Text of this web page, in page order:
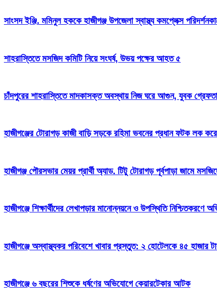
সাংসদ ইঞ্জি. মমিনুল হককে হাজীগঞ্জ উপজেলা স্বাস্থ্য কমপ্লেক্স
শাহরাস্তিতে মসজিদ কমিটি নিয়ে সংঘর্ষ, উভয় পক্ষের আহত ৫
চাঁদপুরের শাহরাস্তিতে মাদকাসক্ত অবস্থায় নিজ ঘরে আগুন, যুবক
হাজীগঞ্জের টোরাগড় কাজী বাড়ি সড়কে রহিমা ভবনের প্রধান ফটক লক করে
হাজীগঞ্জ পৌরসভার মেয়র প্রার্থী অ্যাড. টিটু টোরাগড় পূর্বপাড়া জামে
হাজীগঞ্জে শিক্ষার্থীদের লেখাপড়ার মানোন্নয়নে ও উপস্থিতি নিশ্চিতকরণে
হাজীগঞ্জে অস্বাস্থ্যকর পরিবেশে খাবার প্রস্তুত: ২ হোটেলকে ৪৫ হাজার
হাজীগঞ্জে ৬ বছরের শিশুকে ধর্ষণের অভিযোগে কেয়ারটেকার আটক